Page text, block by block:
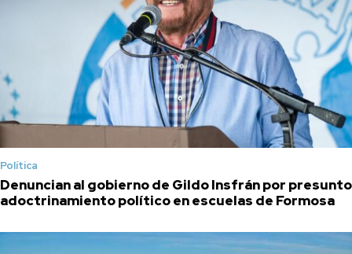
Política
Denuncian al gobierno de Gildo Insfrán por presunto
adoctrinamiento político en escuelas de Formosa